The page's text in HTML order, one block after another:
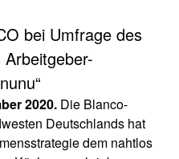
bei Umfrage des
2020. Die Blanco-
Deutschlands hat
dem nahtlos